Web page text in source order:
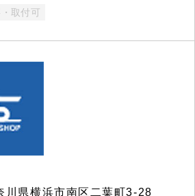
取付可
県横浜市南区二葉町3-28